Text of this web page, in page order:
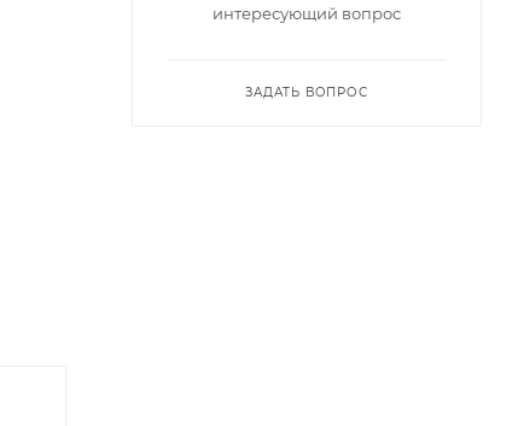
интересующий вопрос
ЗАДАТЬ ВОПРОС